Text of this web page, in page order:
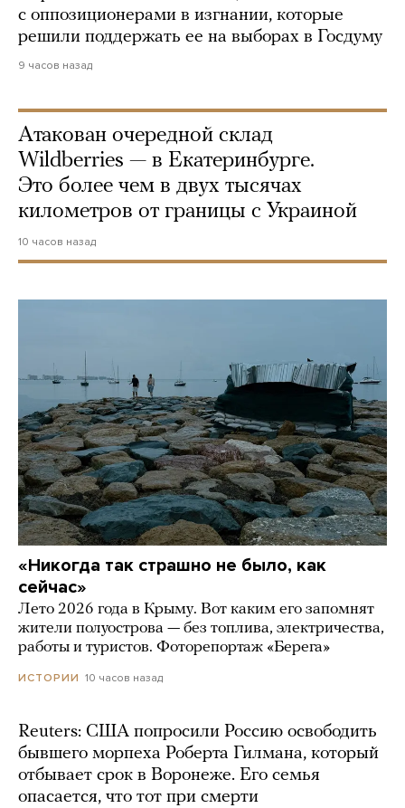
с оппозиционерами в изгнании, которые
решили поддержать ее на выборах в Госдуму
9 часов назад
Атакован очередной склад
Wildberries — в Екатеринбурге.
Это более чем в двух тысячах
километров от границы с Украиной
10 часов назад
«Никогда так страшно не было, как
сейчас»
Лето 2026 года в Крыму. Вот каким его запомнят
жители полуострова — без топлива, электричества,
работы и туристов. Фоторепортаж «Берега»
ИСТОРИИ 10 часов назад
Reuters: США попросили Россию освободить
бывшего морпеха Роберта Гилмана, который
отбывает срок в Воронеже. Его семья
опасается, что тот при смерти